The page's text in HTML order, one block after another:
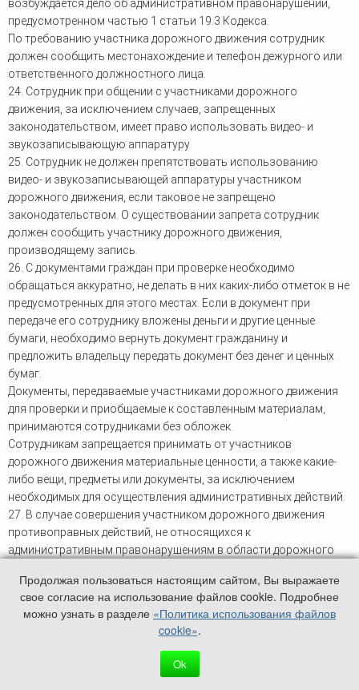
возбуждается дело об административном правонарушении,
предусмотренном частью 1 статьи 19.3 Кодекса.
По требованию участника дорожного движения сотрудник
должен сообщить местонахождение и телефон дежурного или
ответственного должностного лица.
24. Сотрудник при общении с участниками дорожного
движения, за исключением случаев, запрещенных
законодательством, имеет право использовать видео- и
звукозаписывающую аппаратуру
25. Сотрудник не должен препятствовать использованию
видео- и звукозаписывающей аппаратуры участником
дорожного движения, если таковое не запрещено
законодательством. О существовании запрета сотрудник
должен сообщить участнику дорожного движения,
производящему запись.
26. С документами граждан при проверке необходимо
обращаться аккуратно, не делать в них каких-либо отметок в не
предусмотренных для этого местах. Если в документ при
передаче его сотруднику вложены деньги и другие ценные
бумаги, необходимо вернуть документ гражданину и
предложить владельцу передать документ без денег и ценных
бумаг.
Документы, передаваемые участниками дорожного движения
для проверки и приобщаемые к составленным материалам,
принимаются сотрудниками без обложек.
Сотрудникам запрещается принимать от участников
дорожного движения материальные ценности, а также какие-
либо вещи, предметы или документы, за исключением
необходимых для осуществления административных действий.
27. В случае совершения участником дорожного движения
противоправных действий, не относящихся к
административным правонарушениям в области дорожного
<1>.
--------------------------------
<1> Статья 10 Закона Российской Федерации "О милиции".
При этом неприкосновенность иностранных граждан,
пользующихся иммунитетом от административной
Продолжая пользоваться настоящим сайтом, Вы выражаете
свое согласие на использование файлов cookie. Подробнее
можно узнать в разделе «Политика использования файлов
cookie».
Ok